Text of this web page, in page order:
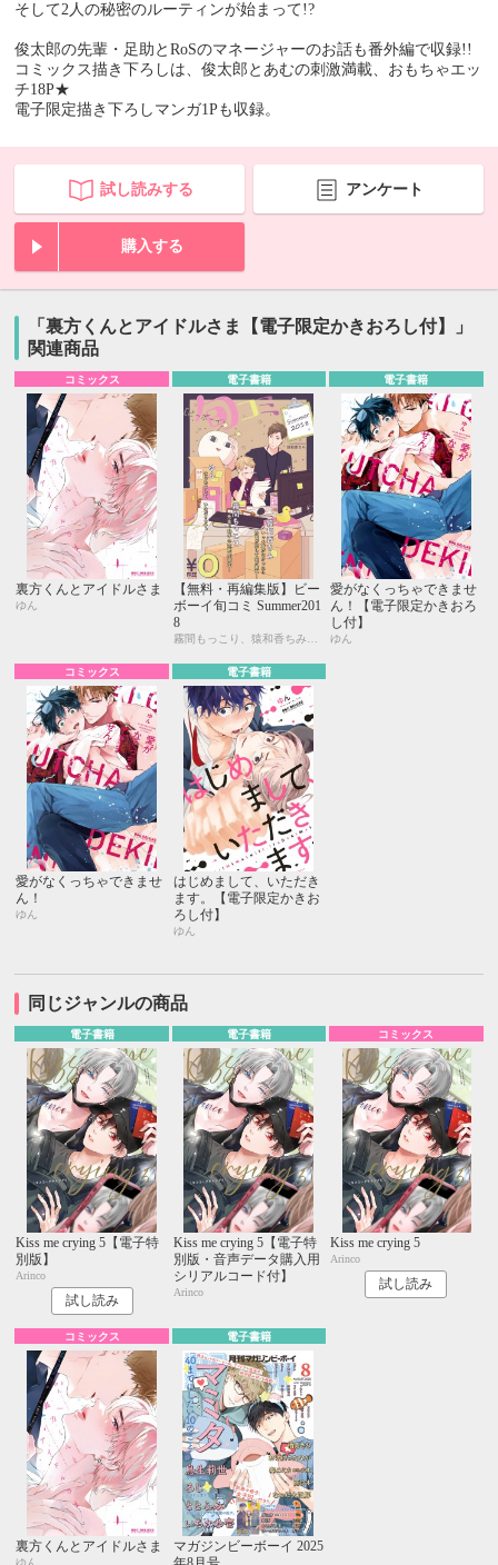
そして2人の秘密のルーティンが始まって!?
俊太郎の先輩・足助とRoSのマネージャーのお話も番外編で収録!!
コミックス描き下ろしは、俊太郎とあむの刺激満載、おもちゃエッ
チ18P★
電子限定描き下ろしマンガ1Pも収録。
試し読みする アンケート
購入する
「裏方くんとアイドルさま【電子限定かきおろし付】」
関連商品
コミックス
裏方くんとアイドルさま
ゆん
電子書籍
【無料・再編集版】ビー
ボーイ旬コミ Summer201
8
電子書籍
愛がなくっちゃできませ
ん！【電子限定かきおろ
し付】
ゆん
コミックス
愛がなくっちゃできませ
ん！
ゆん
電子書籍
はじめまして、いただき
ます。【電子限定かきお
ろし付】
ゆん
同じジャンルの商品
電子書籍
Kiss me crying 5【電子特
別版】
Arinco
試し読み
電子書籍
Kiss me crying 5【電子特
別版・音声データ購入用
シリアルコード付】
Arinco
コミックス
Kiss me crying 5
Arinco
試し読み
コミックス
裏方くんとアイドルさま
ゆん
電子書籍
マガジンビーボーイ 2025